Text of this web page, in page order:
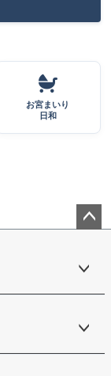
お宮まいり
日和
ップ